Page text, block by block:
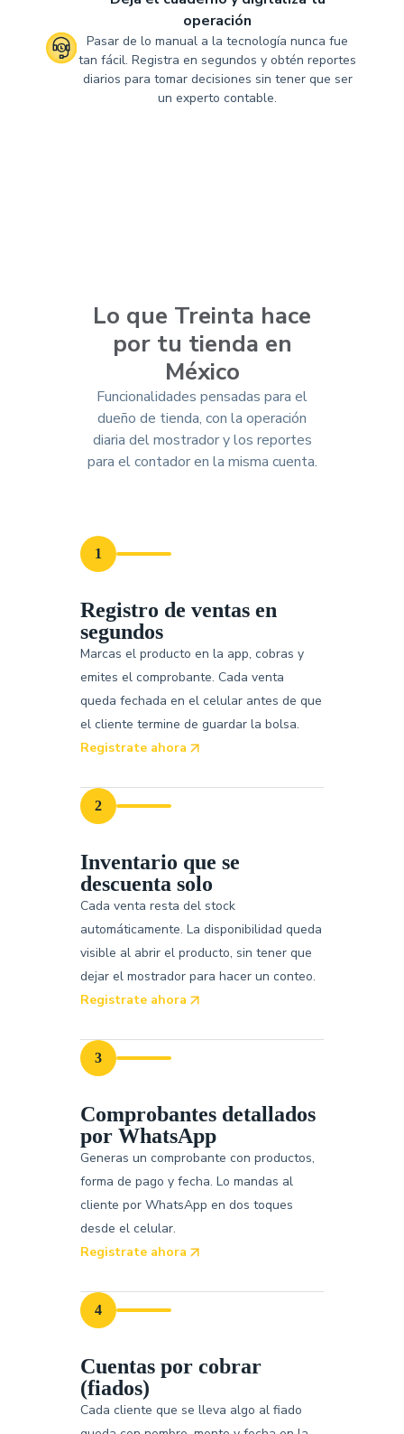
operación
Pasar de lo manual a la tecnología nunca fue
tan fácil. Registra en segundos y obtén reportes
diarios para tomar decisiones sin tener que ser
un experto contable.
Lo que Treinta hace
por tu tienda en
México
Funcionalidades pensadas para el
dueño de tienda, con la operación
diaria del mostrador y los reportes
para el contador en la misma cuenta.
1
Registro de ventas en
segundos
Marcas el producto en la app, cobras y
emites el comprobante. Cada venta
queda fechada en el celular antes de que
el cliente termine de guardar la bolsa.
Registrate ahora
2
Inventario que se
descuenta solo
Cada venta resta del stock
automáticamente. La disponibilidad queda
visible al abrir el producto, sin tener que
dejar el mostrador para hacer un conteo.
Registrate ahora
3
Comprobantes detallados
por WhatsApp
Generas un comprobante con productos,
forma de pago y fecha. Lo mandas al
cliente por WhatsApp en dos toques
desde el celular.
Registrate ahora
4
Cuentas por cobrar
(fiados)
Cada cliente que se lleva algo al fiado